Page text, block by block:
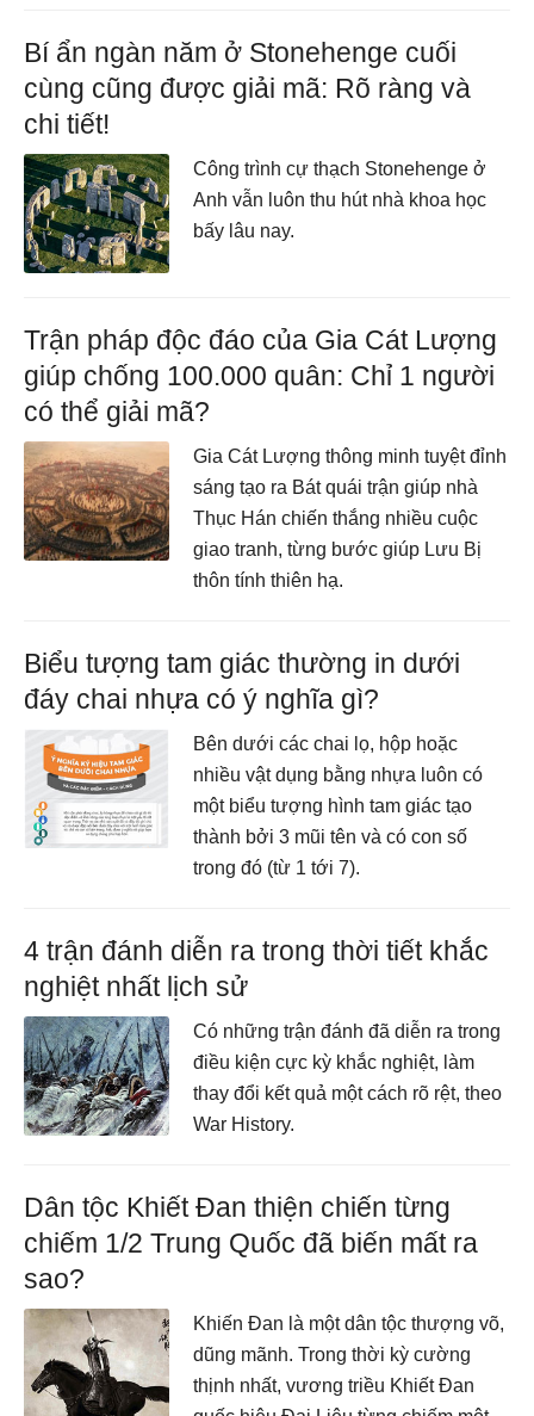
Bí ẩn ngàn năm ở Stonehenge cuối
cùng cũng được giải mã: Rõ ràng và
chi tiết!
Công trình cự thạch Stonehenge ở
Anh vẫn luôn thu hút nhà khoa học
bấy lâu nay.
Trận pháp độc đáo của Gia Cát Lượng
giúp chống 100.000 quân: Chỉ 1 người
có thể giải mã?
Gia Cát Lượng thông minh tuyệt đỉnh
sáng tạo ra Bát quái trận giúp nhà
Thục Hán chiến thắng nhiều cuộc
giao tranh, từng bước giúp Lưu Bị
thôn tính thiên hạ.
Biểu tượng tam giác thường in dưới
đáy chai nhựa có ý nghĩa gì?
Bên dưới các chai lọ, hộp hoặc
nhiều vật dụng bằng nhựa luôn có
một biểu tượng hình tam giác tạo
thành bởi 3 mũi tên và có con số
trong đó (từ 1 tới 7).
4 trận đánh diễn ra trong thời tiết khắc
nghiệt nhất lịch sử
Có những trận đánh đã diễn ra trong
điều kiện cực kỳ khắc nghiệt, làm
thay đổi kết quả một cách rõ rệt, theo
War History.
Dân tộc Khiết Đan thiện chiến từng
chiếm 1/2 Trung Quốc đã biến mất ra
sao?
Khiến Đan là một dân tộc thượng võ,
dũng mãnh. Trong thời kỳ cường
thịnh nhất, vương triều Khiết Đan